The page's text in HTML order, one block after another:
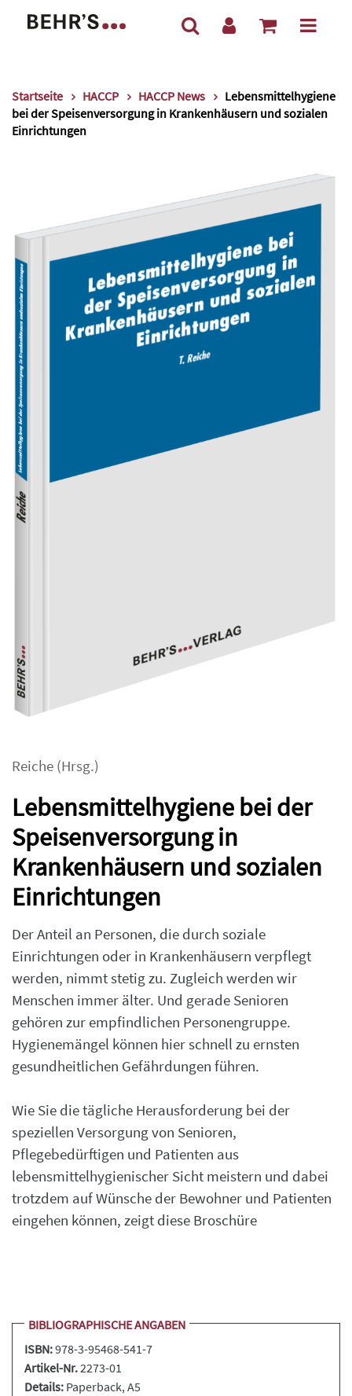
Startseite HACCP HACCP News
Lebensmittelhygiene
bei der Speisenversorgung in Krankenhäusern und sozialen
Einrichtungen
Reiche (Hrsg.)
Lebensmittelhygiene bei der
Speisenversorgung in
Krankenhäusern und sozialen
Einrichtungen
Der Anteil an Personen, die durch soziale
Einrichtungen oder in Krankenhäusern verpflegt
werden, nimmt stetig zu. Zugleich werden wir
Menschen immer älter. Und gerade Senioren
gehören zur empfindlichen Personengruppe.
Hygienemängel können hier schnell zu ernsten
gesundheitlichen Gefährdungen führen.
Wie Sie die tägliche Herausforderung bei der
speziellen Versorgung von Senioren,
Pflegebedürftigen und Patienten aus
lebensmittelhygienischer Sicht meistern und dabei
trotzdem auf Wünsche der Bewohner und Patienten
eingehen können, zeigt diese Broschüre
BIBLIOGRAPHISCHE ANGABEN
ISBN:978-3-95468-541-7
Artikel-Nr.2273-01
Details: Paperback, A5